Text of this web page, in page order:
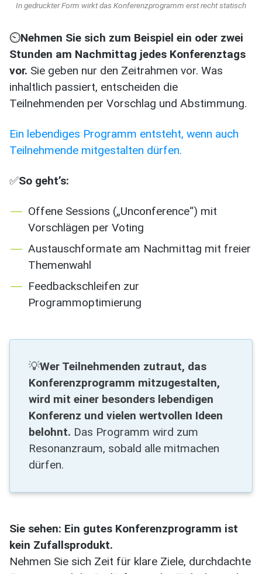
In gedruckter Form wirkt das Konferenzprogramm erst recht statisch
⏲️Nehmen Sie sich zum Beispiel ein oder zwei
Stunden am Nachmittag jedes Konferenztags
vor. Sie geben nur den Zeitrahmen vor. Was
inhaltlich passiert, entscheiden die
Teilnehmenden per Vorschlag und Abstimmung.
Ein lebendiges Programm entsteht, wenn auch
Teilnehmende mitgestalten dürfen.
✅So geht’s:
Offene Sessions („Unconference“) mit
Vorschlägen per Voting
Austauschformate am Nachmittag mit freier
Themenwahl
Feedbackschleifen zur
Programmoptimierung
💡Wer Teilnehmenden zutraut, das
Konferenzprogramm mitzugestalten,
wird mit einer besonders lebendigen
Konferenz und vielen wertvollen Ideen
belohnt. Das Programm wird zum
Resonanzraum, sobald alle mitmachen
dürfen.
Sie sehen: Ein gutes Konferenzprogramm ist
kein Zufallsprodukt.
Nehmen Sie sich Zeit für klare Ziele, durchdachte